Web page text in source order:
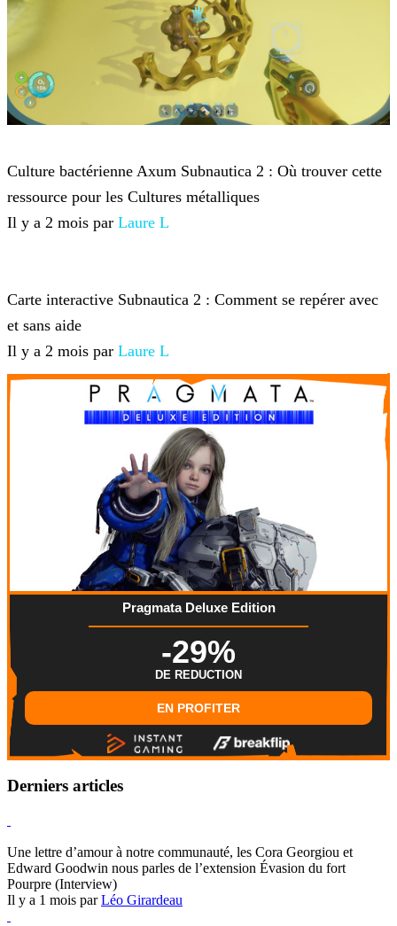
Culture bactérienne Axum Subnautica 2 : Où trouver cette
ressource pour les Cultures métalliques
Il y a 2 mois par Laure L
Carte interactive Subnautica 2 : Comment se repérer avec
et sans aide
Il y a 2 mois par Laure L
Pragmata Deluxe Edition
-29%
DE REDUCTION
EN PROFITER
Derniers articles
Une lettre d’amour à notre communauté, les Cora Georgiou et
Edward Goodwin nous parles de l’extension Évasion du fort
Pourpre (Interview)
Il y a 1 mois parLéo Girardeau